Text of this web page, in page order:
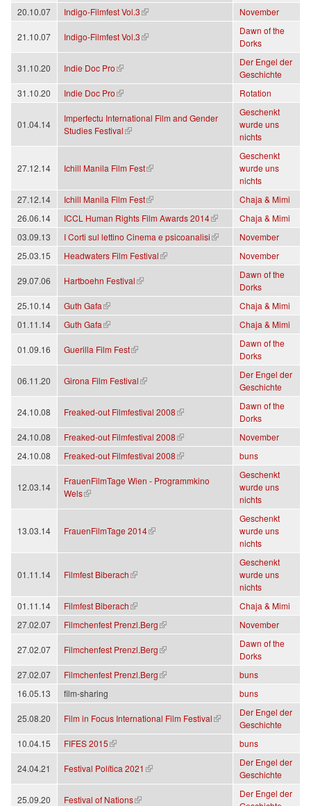
20.10.07
Indigo-Filmfest Vol.3
(Link ist extern) November
21.10.07 Indigo-Filmfest Vol.3
(Link ist extern)
Dawn of the
Dorks
31.10.20 Indie Doc Pro
(Link ist extern)
Der Engel der
Geschichte
31.10.20
Indie Doc Pro
(Link ist extern) Rotation
01.04.14
Imperfectu International Film and Gender
Studies Festival
(Link ist extern)
Geschenkt
wurde uns
nichts
27.12.14 Ichill Manila Film Fest
(Link ist extern)
Geschenkt
wurde uns
nichts
27.12.14
Ichill Manila Film Fest
(Link ist extern)
Chaja & Mimi
26.06.14
ICCL Human Rights Film Awards 2014
(Link ist extern)
Chaja & Mimi
03.09.13
I Corti sul lettino Cinema e psicoanalisi
(Link ist extern)
November
25.03.15
Headwaters Film Festival
(Link ist extern) November
29.07.06 Hartboehn Festival
(Link ist extern)
Dawn of the
Dorks
25.10.14
Guth Gafa
(Link ist extern)
Chaja & Mimi
01.11.14
Guth Gafa
(Link ist extern) Chaja & Mimi
01.09.16 Guerilla Film Fest
(Link ist extern)
Dawn of the
Dorks
06.11.20 Girona Film Festival
(Link ist extern)
Der Engel der
Geschichte
24.10.08 Freaked-out Filmfestival 2008
(Link ist extern)
Dawn of the
Dorks
24.10.08
Freaked-out Filmfestival 2008
(Link ist extern)
November
24.10.08
Freaked-out Filmfestival 2008
(Link ist extern) buns
12.03.14
FrauenFilmTage Wien - Programmkino
Wels
(Link ist extern)
Geschenkt
wurde uns
nichts
13.03.14 FrauenFilmTage 2014
(Link ist extern)
Geschenkt
wurde uns
nichts
01.11.14 Filmfest Biberach
(Link ist extern)
Geschenkt
wurde uns
nichts
01.11.14
Filmfest Biberach
(Link ist extern)
Chaja & Mimi
27.02.07
Filmchenfest Prenzl.Berg
(Link ist extern) November
27.02.07 Filmchenfest Prenzl.Berg
(Link ist extern)
Dawn of the
Dorks
27.02.07
Filmchenfest Prenzl.Berg
(Link ist extern)
buns
16.05.13
film-sharing buns
25.08.20 Film in Focus International Film Festival
(Link ist extern)
Der Engel der
Geschichte
10.04.15
FIFES 2015
(Link ist extern) buns
24.04.21 Festival Política 2021
(Link ist extern)
Der Engel der
Geschichte
25.09.20 Festival of Nations
(Link ist extern)
Der Engel der